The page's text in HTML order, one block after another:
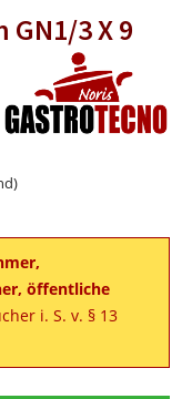
3 X 9
öffentliche
i. S. v. § 13